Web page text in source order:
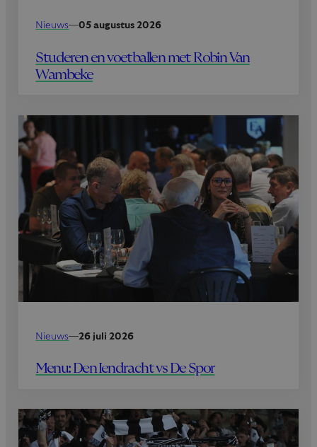
Nieuws—05 augustus 2026
Studeren en voetballen met Robin Van
Wambeke
Nieuws—26 juli 2026
Menu: Den Iendracht vs De Spor